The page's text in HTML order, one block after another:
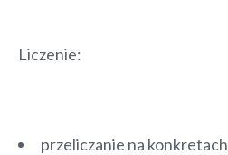
Liczenie:
przeliczanie na konkretach